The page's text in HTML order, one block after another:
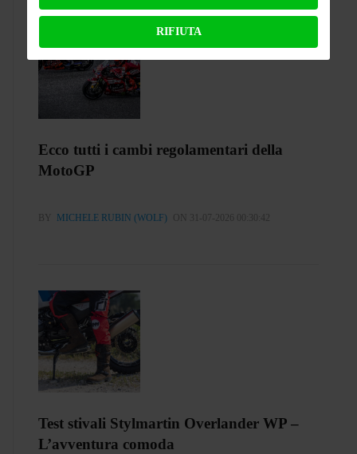
Ecco tutti i cambi regolamentari della
MotoGP
BY MICHELE RUBIN (WOLF) ON 31-07-2026 00:30:42
Test stivali Stylmartin Overlander WP –
L’avventura comoda
RIFIUTA